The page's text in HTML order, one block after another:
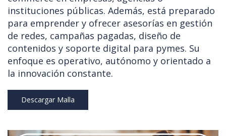
instituciones públicas. Además, está preparado
para emprender y ofrecer asesorías en gestión
de redes, campañas pagadas, diseño de
contenidos y soporte digital para pymes. Su
enfoque es operativo, autónomo y orientado a
la innovación constante.
Descargar Malla